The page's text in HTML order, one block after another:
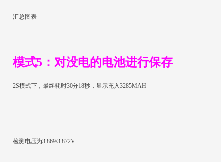
汇总图表
模式5：对没电的电池进行保存
2S模式下，最终耗时30分18秒，显示充入3285MAH
检测电压为3.869/3.872V